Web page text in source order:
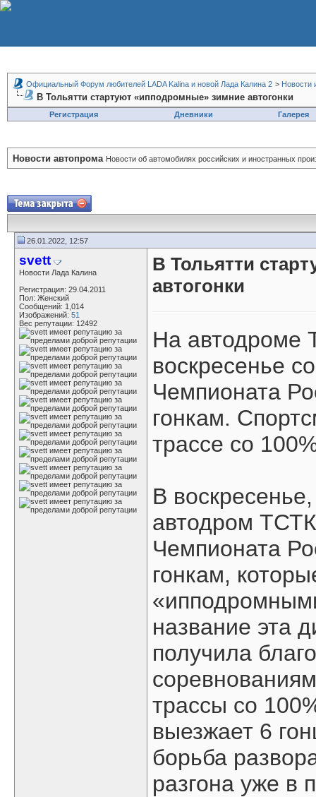
Официальный Форум любителей LADA Kalina и новой Лада Калина 2 > Новости
В Тольятти стартуют «ипподромные» зимние автогонки
Регистрация Дневники Галерея
Новости автопрома Новости об автомобилях российских и иностранных
26.01.2022, 12:57
svett
Новости Лада Калина
Регистрация: 29.04.2011
Пол: Женский
Сообщений: 1,014
Изображений: 51
Вес репутации: 12492
В Тольятти
автогонки
На автодроме
воскресенье
Чемпионата
гонкам.
трассе со
В
автодром
Чемпионата
гонкам,
название эта
получила
трассы со
выезжает 6
борьба
разгона уже в